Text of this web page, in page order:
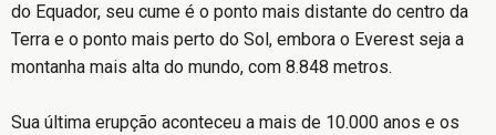
do Equador, seu cume é o ponto mais distante do centro da
Terra e o ponto mais perto do Sol, embora o Everest seja a
montanha mais alta do mundo, com 8.848 metros.
Sua última erupção aconteceu a mais de 10.000 anos e os